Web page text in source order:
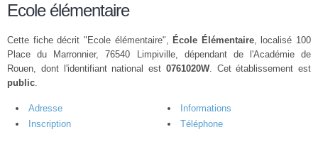
Ecole élémentaire
Cette fiche décrit "Ecole élémentaire", École Élémentaire, localisé 100
Place du Marronnier, 76540 Limpiville, dépendant de l'Académie de
Rouen, dont l'identifiant national est 0761020W. Cet établissement est
public.
Adresse
Informations
Inscription
Téléphone